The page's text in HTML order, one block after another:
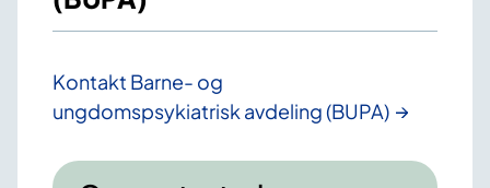
Kontakt Barne- og
ungdomspsykiatrisk avdeling (BUPA)